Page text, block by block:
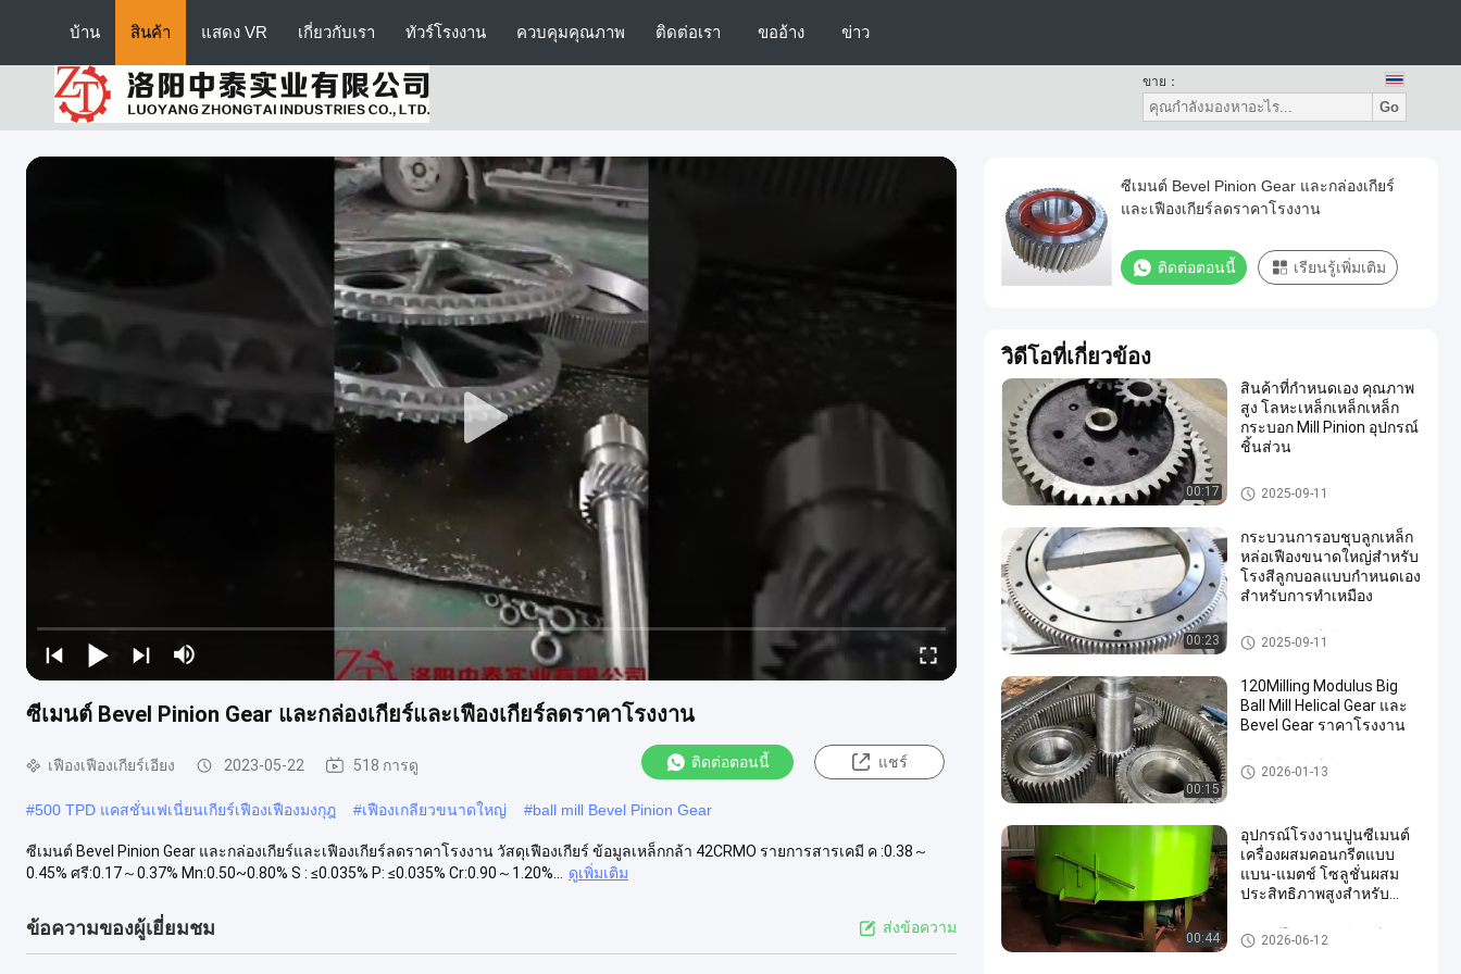
บ้าน สินค้า แสดง VR เกี่ยวกับเรา ทัวร์โรงงาน ควบคุมคุณภาพ ติดต่อเรา ขออ้าง ข่าว
ขาย：
Go
ซีเมนต์ Bevel Pinion Gear และกล่องเกียร์และเฟืองเกียร์ลดราคาโรงงาน
เฟืองเฟืองเกียร์เอียง 2023-05-22 518 การดู ติดต่อตอนนี้ แชร์
#500 TPD แคสชั่นเฟเนี่ยนเกียร์เฟืองเฟืองมงกุฎ #เฟืองเกลียวขนาดใหญ่ #ball mill Bevel Pinion Gear
ซีเมนต์ Bevel Pinion Gear และกล่องเกียร์และเฟืองเกียร์ลดราคาโรงงาน วัสดุเฟืองเกียร์ ข้อมูลเหล็กกล้า 42CRMO รายการสารเคมี ค :0.38～
0.45% ศรี:0.17～0.37% Mn:0.50~0.80% S : ≤0.035% P: ≤0.035% Cr:0.90～1.20%...
ดูเพิ่มเติม
ข้อความของผู้เยี่ยมชม ส่งข้อความ
ซีเมนต์ Bevel Pinion Gear และกล่องเกียร์
และเฟืองเกียร์ลดราคาโรงงาน
ติดต่อตอนนี้ เรียนรู้เพิ่มเติม
วิดีโอที่เกี่ยวข้อง
00:17
สินค้าที่กําหนดเอง คุณภาพ
สูง โลหะเหล็กเหล็กเหล็ก
กระบอก Mill Pinion อุปกรณ์
ชิ้นส่วน
Girth Gear
2025-09-11
00:23
กระบวนการอบชุบลูกเหล็ก
หล่อเฟืองขนาดใหญ่สำหรับ
โรงสีลูกบอลแบบกำหนดเอง
สำหรับการทำเหมือง
เฟืองเฟืองเกียร์เอียง
2025-09-11
00:15
120Milling Modulus Big
Ball Mill Helical Gear และ
Bevel Gear ราคาโรงงาน
เฟืองเฟืองเกียร์เอียง
2026-01-13
00:44
อุปกรณ์โรงงานปูนซีเมนต์
เครื่องผสมคอนกรีตแบบ
แบน-แมตช์ โซลูชั่นผสม
ประสิทธิภาพสูงสําหรับ
อุปกรณ์โรงงานปูนซีเมนต์
2026-06-12